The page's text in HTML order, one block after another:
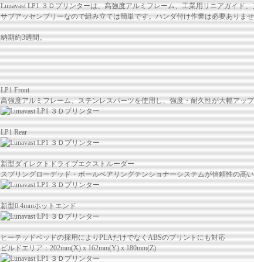
Lunavast LP1 ３Ｄプリンターは、高強度アルミフレーム、工業用リニアガイ
サブアッセンブリーなので組み立ては簡単です。ハンダ付け作業は必要ありま
納期約3週間。
LP1 Front
高強度アルミフレーム、ステンレスパーツを使用し、強度・耐久性が大幅アップ
LP1 Rear
新型ダイレクトドライブエクストルーダー
スプリングローデッド・ボールベアリングテンショナーシステムが信頼性の高
新型0.4mmホットエンド
ヒーテッドベッドの採用によりPLAだけでなくABSのプリントにも対応
ビルドエリア：202mm(X) x 162mm(Y) x 180mm(Z)